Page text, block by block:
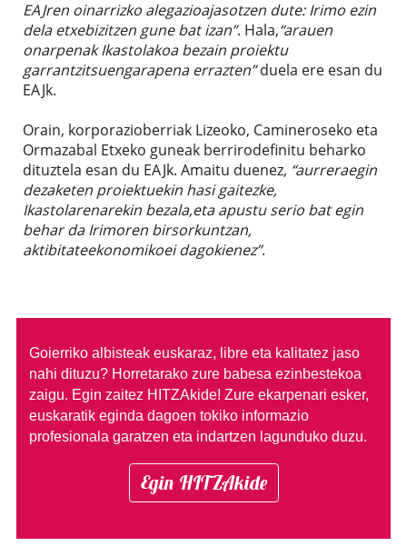
EAJren oinarrizko alegazioajasotzen dute: Irimo ezin
dela etxebizitzen gune bat izan”. Hala,“arauen
onarpenak Ikastolakoa bezain proiektu
garrantzitsuengarapena errazten”duela ere esan du
EAJk.
Orain, korporazioberriak Lizeoko, Camineroseko eta
Ormazabal Etxeko guneak berrirodefinitu beharko
dituztela esan du EAJk. Amaitu duenez, “aurreraegin
dezaketen proiektuekin hasi gaitezke,
Ikastolarenarekin bezala,eta apustu serio bat egin
behar da Irimoren birsorkuntzan,
aktibitateekonomikoei dagokienez”.
Goierriko albisteak euskaraz, libre eta kalitatez jaso
nahi dituzu? Horretarako zure babesa ezinbestekoa
zaigu. Egin zaitez HITZAkide! Zure ekarpenari esker,
euskaratik eginda dagoen tokiko informazio
profesionala garatzen eta indartzen lagunduko duzu.
Egin HITZAkide